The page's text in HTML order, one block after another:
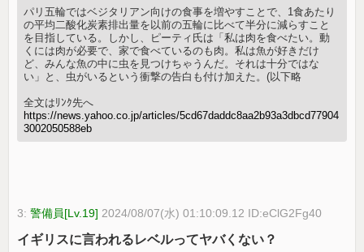
パリ五輪ではベジタリアン向けの食事を増やすことで、1食あたり
の平均二酸化炭素排出量を以前の五輪に比べて半分に減らすこと
を目指している。しかし、ピーティ氏は「私は肉を食べたい。動
くには肉が必要で、家で食べているのも肉。私は魚が好きだけ
ど、みんな魚の中に虫を見つけちゃうんだ。それは十分ではな
い」と、虫がいるという衝撃の告白も付け加えた。(以下略
全文はﾘﾝｸ先へ
https://news.yahoo.co.jp/articles/5cd67daddc8aa2b93a3dbcd77904
3002050588eb
3:警備員[Lv.19] 2024/08/07(水) 01:10:09.12 ID:eClG2Fg40
イギリスに言われるレベルってヤバくない？